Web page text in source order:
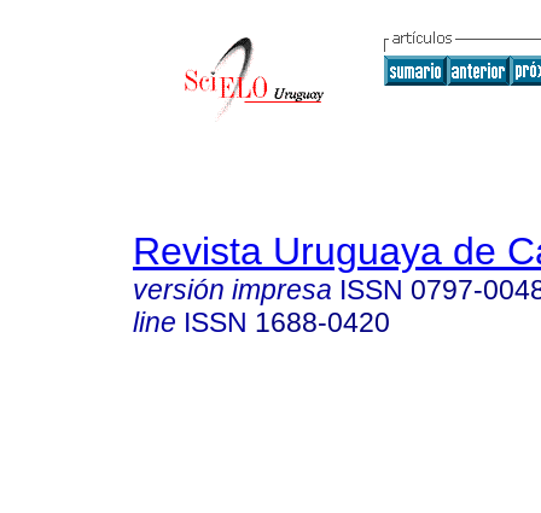
Revista Uruguaya de
versión impresa ISSN 0797-
line ISSN 1688-0420